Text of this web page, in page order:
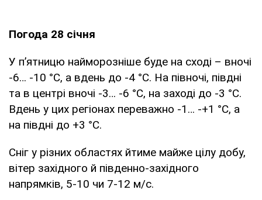
Погода 28 січня
У п’ятницю найморозніше буде на сході – вночі
-6… -10 °С, а вдень до -4 °С. На півночі, півдні
та в центрі вночі -3… -6 °С, на заході до -3 °С.
Вдень у цих регіонах переважно -1… -+1 °С, а
на півдні до +3 °С.
Сніг у різних областях йтиме майже цілу добу,
вітер західного й південно-західного
напрямків, 5-10 чи 7-12 м/с.